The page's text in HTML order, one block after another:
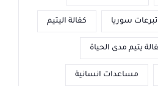
تبرعات سوريا كفالة اليتيم
يتيم مدى الحياة
مساعدات انسانية